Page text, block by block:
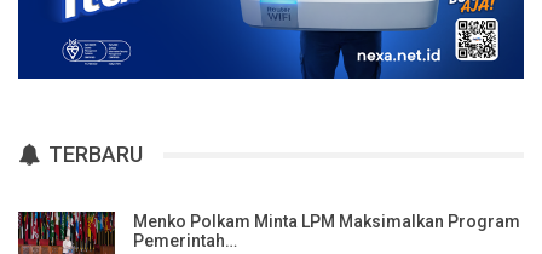
TERBARU
Menko Polkam Minta LPM Maksimalkan Program
Pemerintah…